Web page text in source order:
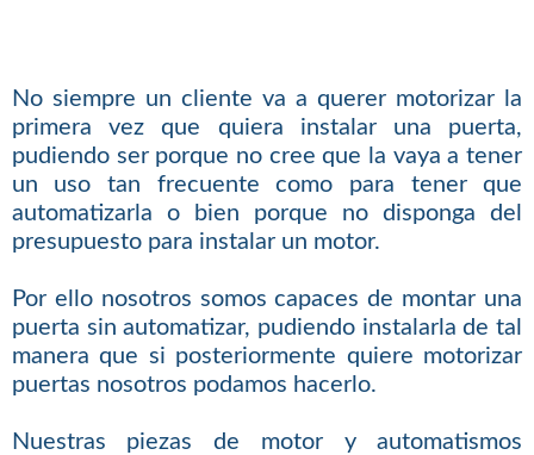
No siempre un cliente va a querer motorizar la
primera vez que quiera instalar una puerta,
pudiendo ser porque no cree que la vaya a tener
un uso tan frecuente como para tener que
automatizarla o bien porque no disponga del
presupuesto para instalar un motor.
Por ello nosotros somos capaces de montar una
puerta sin automatizar, pudiendo instalarla de tal
manera que si posteriormente quiere motorizar
puertas nosotros podamos hacerlo.
Nuestras piezas de motor y automatismos